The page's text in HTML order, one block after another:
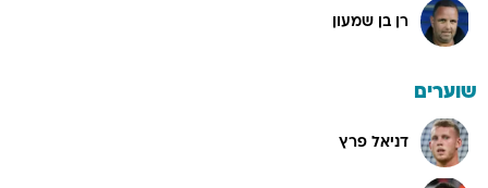
רן בן שמעון
שוערים
דניאל פרץ